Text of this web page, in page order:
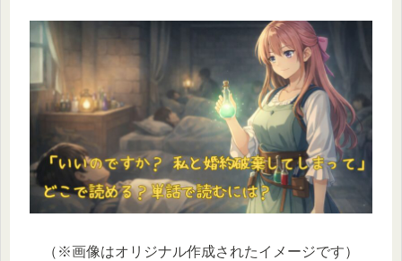
（※画像はオリジナル作成されたイメージです）